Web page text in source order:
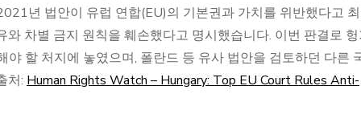
년 법안이 유럽 연합(EU)의 기본권과 가치를 위반했다고
차별 금지 원칙을 훼손했다고 명시했습니다. 이번 판결로
할 처지에 놓였으며, 폴란드 등 유사 법안을 검토하던 다른
처: Human Rights Watch – Hungary: Top EU Court Rules Anti-